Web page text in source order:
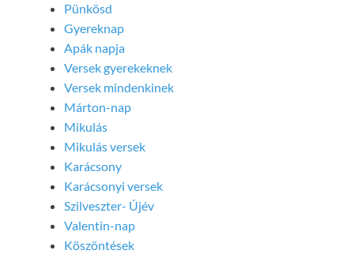
Pünkösd
Gyereknap
Apák napja
Versek gyerekeknek
Versek mindenkinek
Márton-nap
Mikulás
Mikulás versek
Karácsony
Karácsonyi versek
Szilveszter- Újév
Valentin-nap
Köszöntések